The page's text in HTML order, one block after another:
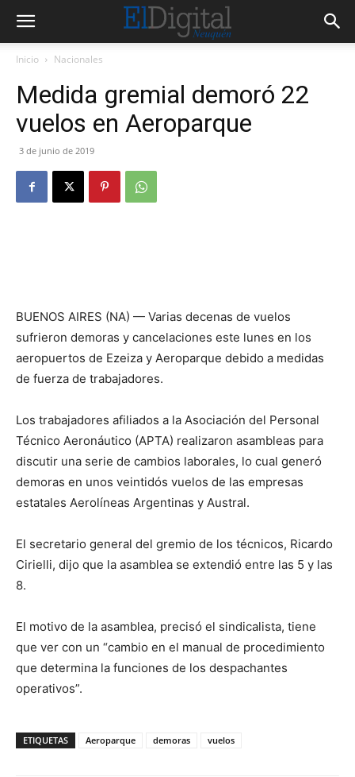
Inicio Nacionales
Medida gremial demoró 22
vuelos en Aeroparque
3 de junio de 2019
BUENOS AIRES (NA) — Varias decenas de vuelos
sufrieron demoras y cancelaciones este lunes en los
aeropuertos de Ezeiza y Aeroparque debido a medidas
de fuerza de trabajadores.
Los trabajadores afiliados a la Asociación del Personal
Técnico Aeronáutico (APTA) realizaron asambleas para
discutir una serie de cambios laborales, lo cual generó
demoras en unos veintidós vuelos de las empresas
estatales Aerolíneas Argentinas y Austral.
El secretario general del gremio de los técnicos, Ricardo
Cirielli, dijo que la asamblea se extendió entre las 5 y las
8.
El motivo de la asamblea, precisó el sindicalista, tiene
que ver con un “cambio en el manual de procedimiento
que determina la funciones de los despachantes
operativos”.
ETIQUETAS Aeroparque demoras vuelos